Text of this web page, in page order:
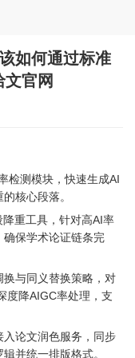
如何通过标准
官网
检测模块，快速生成AI
核心段落。
降重工具，针对高AI率
保学术论证链条完
换与同义替换策略，对
度降AIGC率处理，支
入论文润色服务，同步
并统一排版格式。